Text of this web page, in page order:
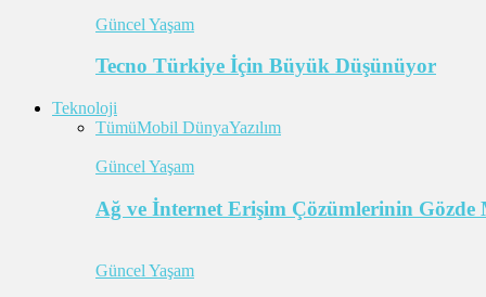
Güncel Yaşam
Tecno Türkiye İçin Büyük Düşünüyor
Teknoloji
TümüMobil DünyaYazılım
Güncel Yaşam
Ağ ve İnternet Erişim Çözümlerinin Gözde
Güncel Yaşam